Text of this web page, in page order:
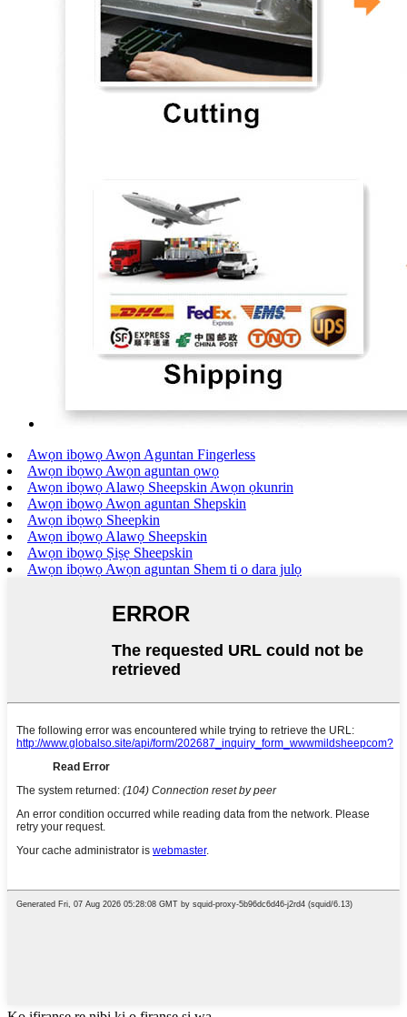
Awọn ibọwọ Awọn Aguntan Fingerless
Awọn ibọwọ Awọn aguntan ọwọ
Awọn ibọwọ Alawọ Sheepskin Awọn ọkunrin
Awọn ibọwọ Awọn aguntan Shepskin
Awọn ibọwọ Sheepkin
Awọn ibọwọ Alawọ Sheepskin
Awọn ibọwọ Ṣiṣẹ Sheepskin
Awọn ibọwọ Awọn aguntan Shem ti o dara julọ